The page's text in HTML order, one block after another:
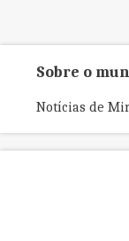
Sobre o
Notícias de